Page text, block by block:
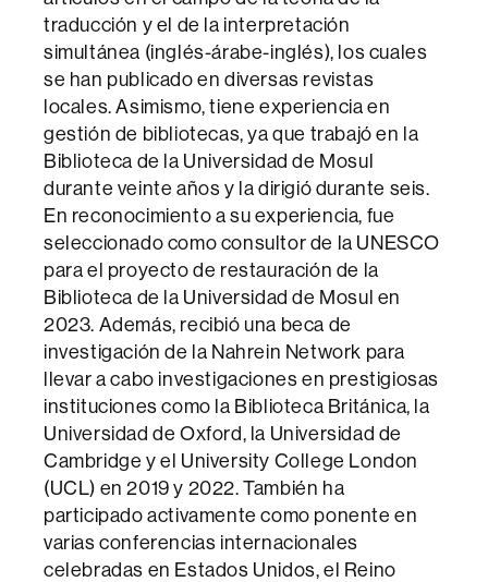
traducción y el de la interpretación
simultánea (inglés-árabe-inglés), los cuales
se han publicado en diversas revistas
locales. Asimismo, tiene experiencia en
gestión de bibliotecas, ya que trabajó en la
Biblioteca de la Universidad de Mosul
durante veinte años y la dirigió durante seis.
En reconocimiento a su experiencia, fue
seleccionado como consultor de la UNESCO
para el proyecto de restauración de la
Biblioteca de la Universidad de Mosul en
2023. Además, recibió una beca de
investigación de la Nahrein Network para
llevar a cabo investigaciones en prestigiosas
instituciones como la Biblioteca Británica, la
Universidad de Oxford, la Universidad de
Cambridge y el University College London
(UCL) en 2019 y 2022. También ha
participado activamente como ponente en
varias conferencias internacionales
celebradas en Estados Unidos, el Reino